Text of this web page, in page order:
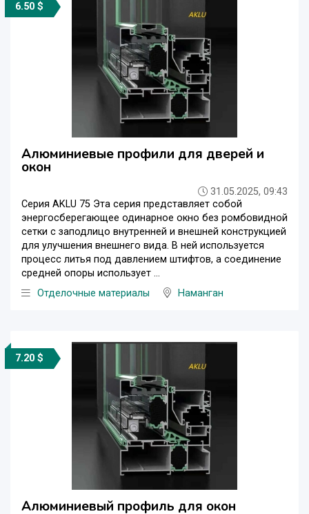
6.50 $
Алюминиевые профили для дверей и
окон
31.05.2025, 09:43
Серия AKLU 75 Эта серия представляет собой
энергосберегающее одинарное окно без ромбовидной
сетки с заподлицо внутренней и внешней конструкцией
для улучшения внешнего вида. В ней используется
процесс литья под давлением штифтов, а соединение
средней опоры использует ...
Отделочные материалы
Наманган
7.20 $
Алюминиевый профиль для окон